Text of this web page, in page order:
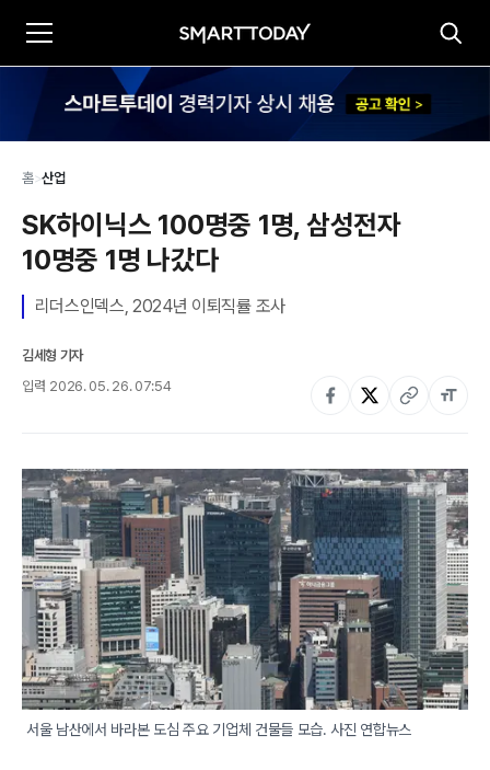
홈>산업
SK하이닉스 100명중 1명, 삼성전자
10명중 1명 나갔다
리더스인덱스, 2024년 이퇴직률 조사
김세형 기자
입력 2026. 05. 26. 07:54
서울 남산에서 바라본 도심 주요 기업체 건물들 모습. 사진 연합뉴스